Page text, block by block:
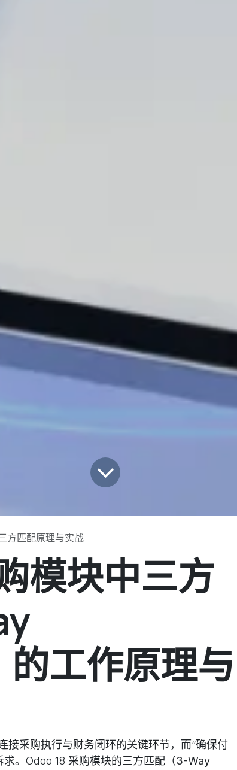
方匹配原理与实战
模块中三方
工作原理与
接采购执行与财务闭环的关键环节，而“确保付
。Odoo 18 采购模块的三方匹配（3-Way